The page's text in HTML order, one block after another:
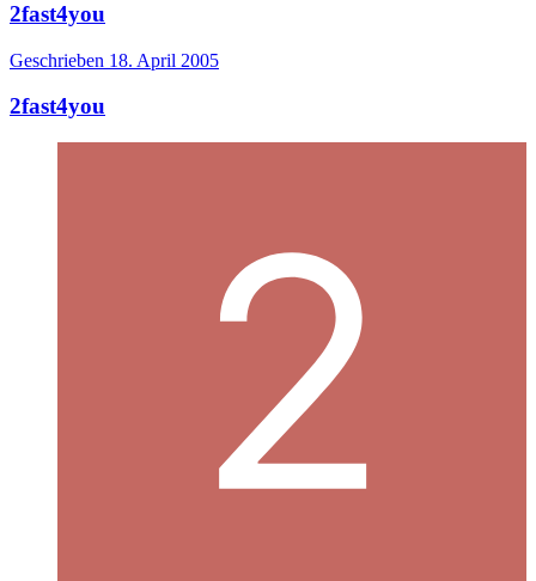
2fast4you
Geschrieben 18. April 2005
2fast4you